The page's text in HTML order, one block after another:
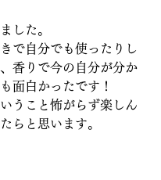
した。
で自分でも使ったりし
香りで今の自分が分か
面白かったです！
うこと怖がらず楽しん
らと思います。